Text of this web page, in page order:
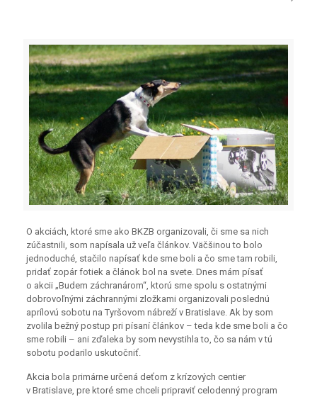
O akciách, ktoré sme ako BKZB organizovali, či sme sa nich
zúčastnili, som napísala už veľa článkov. Väčšinou to bolo
jednoduché, stačilo napísať kde sme boli a čo sme tam robili,
pridať zopár fotiek a článok bol na svete. Dnes mám písať
o akcii „Budem záchranárom“, ktorú sme spolu s ostatnými
dobrovoľnými záchrannými zložkami organizovali poslednú
aprílovú sobotu na Tyršovom nábreží v Bratislave. Ak by som
zvolila bežný postup pri písaní článkov – teda kde sme boli a čo
sme robili – ani zďaleka by som nevystihla to, čo sa nám v tú
sobotu podarilo uskutočniť.
Akcia bola primárne určená deťom z krízových centier
v Bratislave, pre ktoré sme chceli pripraviť celodenný program